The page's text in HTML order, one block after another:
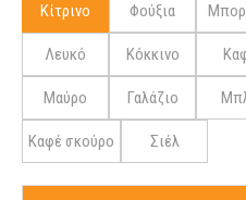
Κίτρινο Φούξια
Λευκό Κόκκινο
Μαύρο Γαλάζιο
Καφέ σκούρο Σιέλ